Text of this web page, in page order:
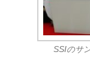
SSIのサ